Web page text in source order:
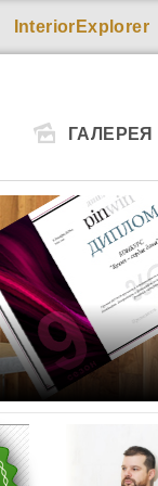
InteriorExplorer
ГАЛЕРЕЯ